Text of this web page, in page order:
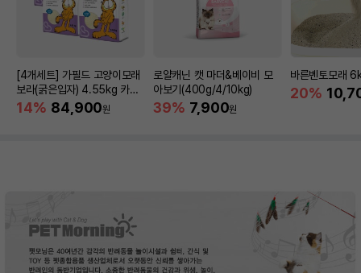
[4개세트] 가필드 고양이모래
보라(굵은입자) 4.55kg 카사
바모래
14% 84,900원
로얄캐닌 캣 마더&베이비 모
아보기(400g/4/10kg)
39% 7,900원
바른벤토모래
20%